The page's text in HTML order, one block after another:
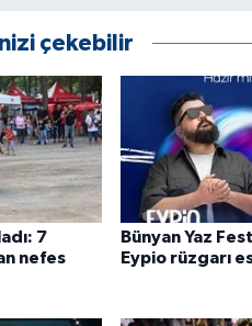
çekebilir
7
nefes
Bünyan Yaz
Eypio rüzgarı